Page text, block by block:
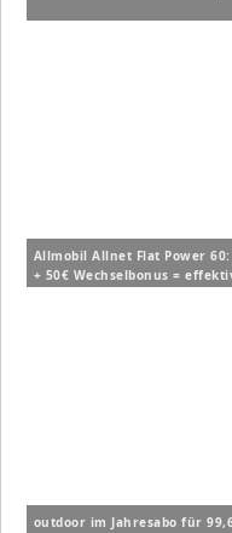
Allmobil Allnet Flat Power
+ 50€ Wechselbonus =
outdoor im Jahresabo für